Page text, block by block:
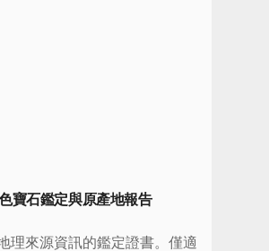
寶石鑑定與原產地報告
理來源資訊的鑑定證書。僅適